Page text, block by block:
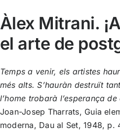
Àlex Mitrani.
el arte de
Temps a venir, els artistes
més alts. S’hauràn destruït
l’home trobarà l’esperança de
Joan-Josep Tharrats, Guia
moderna, Dau al Set, 1948, p.